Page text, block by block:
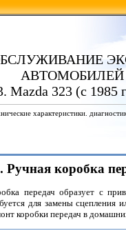
АВТОМОБИЛЕЙ
Mazda 323 (с 1985
характеристики.
Ручная коробка
передач образует с
для замены сцепления
коробки передач в